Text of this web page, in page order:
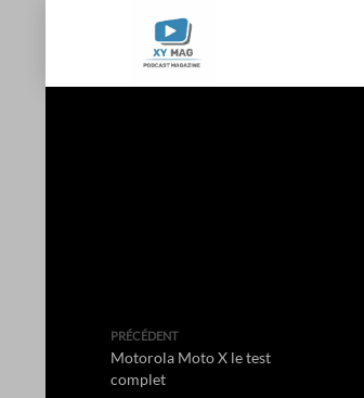
PRÉCÉDENT
Motorola Moto X le test
complet